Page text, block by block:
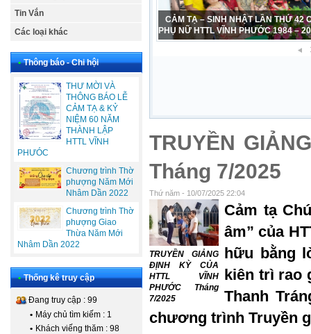
Tin Vắn
Các loại khác
• Thông báo - Chi hội
THƯ MỜI VÀ
THÔNG BÁO LỄ
CẢM TẠ & KỶ
NIỆM 60 NĂM
THÀNH LẬP
HTTL VĨNH
PHƯÓC
Chương trình Thờ
phượng Năm Mới
Nhâm Dần 2022
Chương trình Thờ
phượng Giao
Thừa Năm Mới
Nhâm Dần 2022
• Thống kê truy cập
Đang truy cập : 99
• Máy chủ tìm kiếm : 1
• Khách viếng thăm : 98
CẢM TẠ – SINH NHẬT LẦN THỨ 42
PHỤ NỮ HTTL VĨNH PHƯỚC 1984 –
TRUYỀN
Tháng 7/2025
Thứ năm - 10/07/2025 22:04
TRUYỀN GIẢNG
ĐỊNH KỲ CỦA
HTTL VĨNH
PHƯỚC Tháng
7/2025
Cảm tạ
âm” của
hữu bằng
kiên trì rao
Thanh
chương trình Truyền